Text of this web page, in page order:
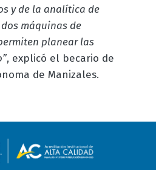
y de la analítica de
máquinas de
planear las
, explicó el becario de
de Manizales.